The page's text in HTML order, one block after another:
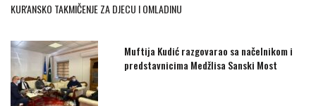
KUR'ANSKO TAKMIČENJE ZA DJECU I OMLADINU
Muftija Kudić razgovarao sa načelnikom i
predstavnicima Medžlisa Sanski Most